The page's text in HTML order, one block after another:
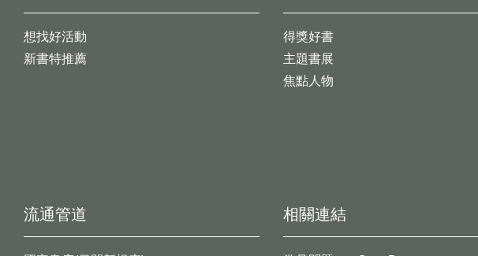
想找好活動
新書特推薦
得獎好書
主題書展
焦點人物
流通管道 相關連結